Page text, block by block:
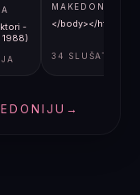
-
MAKEDONIJA
</body></html>
34 SLUŠATELJA
→